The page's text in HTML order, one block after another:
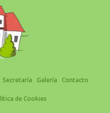
Secretaría Galería Contacto
de Cookies